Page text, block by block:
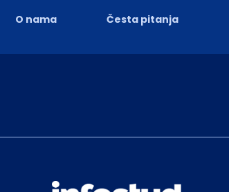
O nama Česta pitanja